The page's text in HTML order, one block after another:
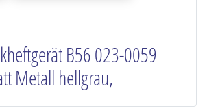
B56 023-0059
Metall hellgrau,